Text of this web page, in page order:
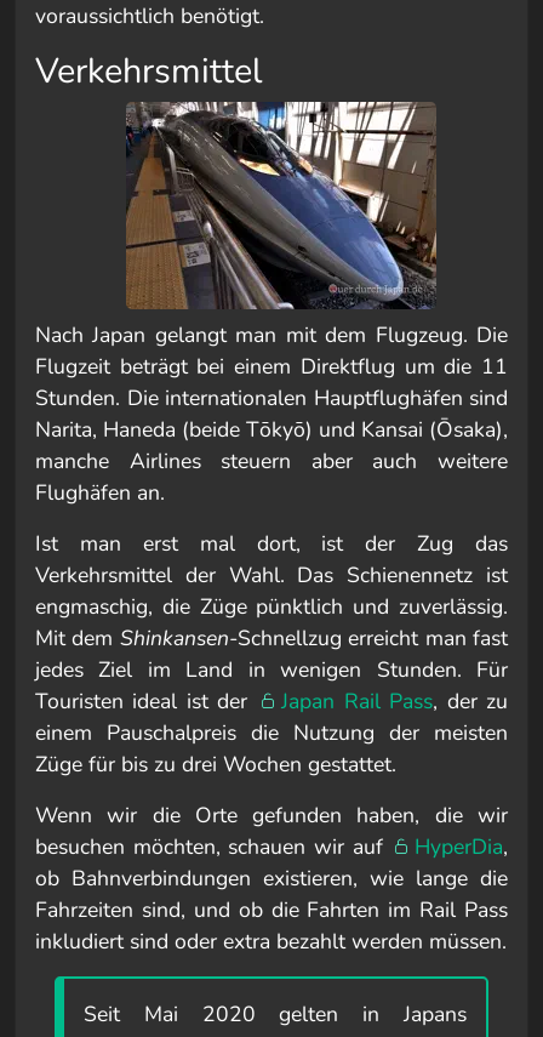
voraussichtlich benötigt.
Verkehrsmittel
Nach Japan gelangt man mit dem Flugzeug. Die
Flugzeit beträgt bei einem Direktflug um die 11
Stunden. Die internationalen Hauptflughäfen sind
Narita, Haneda (beide Tōkyō) und Kansai (Ōsaka),
manche Airlines steuern aber auch weitere
Flughäfen an.
Ist man erst mal dort, ist der Zug das
Verkehrsmittel der Wahl. Das Schienennetz ist
engmaschig, die Züge pünktlich und zuverlässig.
Mit dem Shinkansen-Schnellzug erreicht man fast
jedes Ziel im Land in wenigen Stunden. Für
Touristen ideal ist der
Japan Rail Pass, der zu
einem Pauschalpreis die Nutzung der meisten
Züge für bis zu drei Wochen gestattet.
Wenn wir die Orte gefunden haben, die wir
besuchen möchten, schauen wir auf
HyperDia,
ob Bahnverbindungen existieren, wie lange die
Fahrzeiten sind, und ob die Fahrten im Rail Pass
inkludiert sind oder extra bezahlt werden müssen.
Seit Mai 2020 gelten in Japans